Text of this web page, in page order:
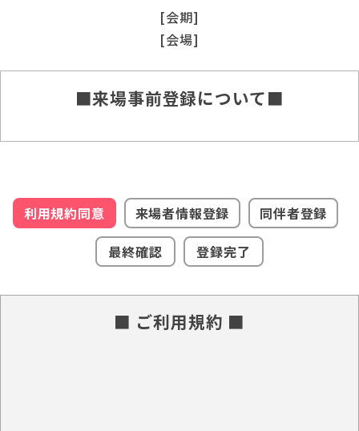
[会期]
[会場]
■来場事前登録について■
利用規約同意 来場者情報登録
同伴者登録
最終確認
登録完了
■ ご利用規約 ■